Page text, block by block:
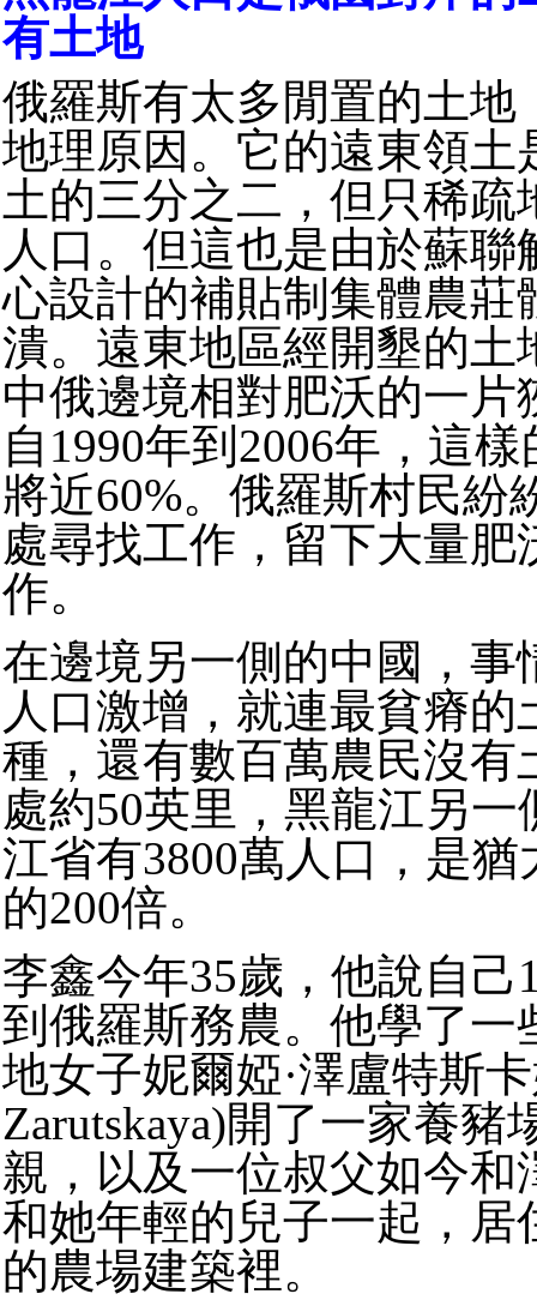
有土地
俄羅斯有太多閒置的土地
地理原因。它的遠東領土
土的三分之二，但只稀疏
人口。但這也是由於蘇聯
心設計的補貼制集體農莊
潰。遠東地區經開墾的土
中俄邊境相對肥沃的一片
自1990年到2006年，這
將近60%。俄羅斯村民紛
處尋找工作，留下大量肥
作。
在邊境另一側的中國，事
人口激增，就連最貧瘠的
種，還有數百萬農民沒有
處約50英里，黑龍江另一
江省有3800萬人口，是
的200倍。
李鑫今年35歲，他說自己
到俄羅斯務農。他學了一
地女子妮爾婭·澤盧特斯
Zarutskaya)開了一家養豬
親，以及一位叔父如今和
和她年輕的兒子一起，居
的農場建築裡。